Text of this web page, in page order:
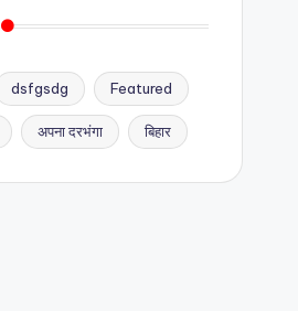
dsfgsdg Featured
अपना दरभंगा बिहार